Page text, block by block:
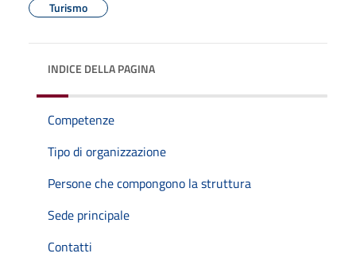
Turismo
INDICE DELLA PAGINA
Competenze
Tipo di organizzazione
Persone che compongono la struttura
Sede principale
Contatti